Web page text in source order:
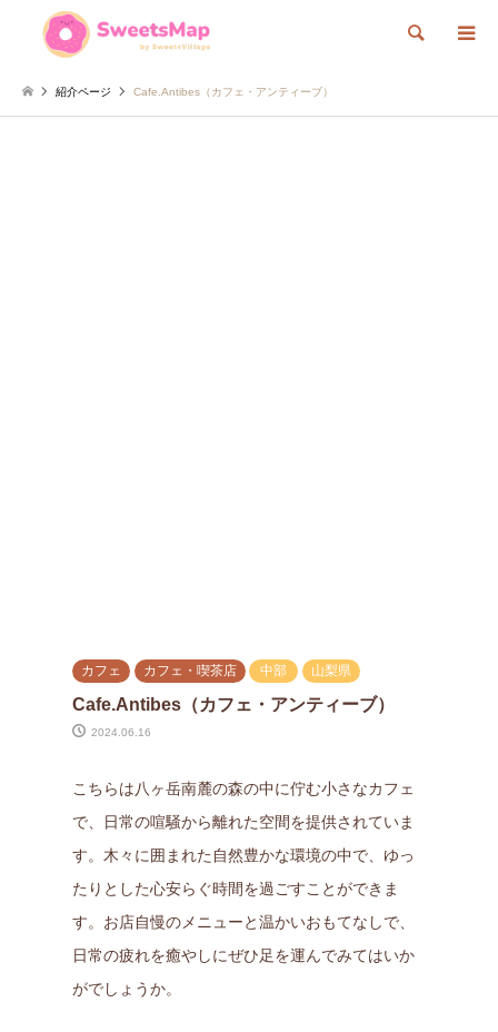
検索
紹介ページ Cafe.Antibes（カフェ・アンティーブ）
カフェ カフェ・喫茶店 中部 山梨県
Cafe.Antibes（カフェ・アンティーブ）
2024.06.16
こちらは八ヶ岳南麓の森の中に佇む小さなカフェ
で、日常の喧騒から離れた空間を提供されていま
す。木々に囲まれた自然豊かな環境の中で、ゆっ
たりとした心安らぐ時間を過ごすことができま
す。お店自慢のメニューと温かいおもてなしで、
日常の疲れを癒やしにぜひ足を運んでみてはいか
がでしょうか。